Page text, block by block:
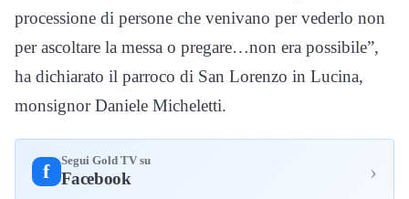
processione di persone che venivano per vederlo non
per ascoltare la messa o pregare…non era possibile”,
ha dichiarato il parroco di San Lorenzo in Lucina,
monsignor Daniele Micheletti.
f Segui Gold TV su
Facebook ›